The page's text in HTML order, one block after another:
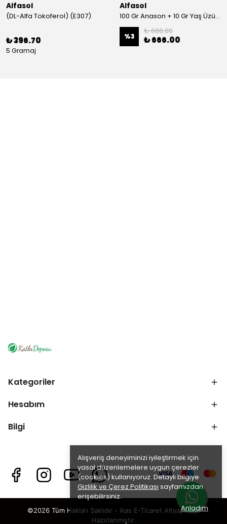
Alışveriş deneyiminizi iyileştirmek için
yasal düzenlemelere uygun çerezler
(cookies) kullanıyoruz. Detaylı bilgiye
Gizlilik ve Çerez Politikası sayfamızdan
erişebilirsiniz.
Anladım
Alfasol
(DL-Alfa Tokoferol) (E307)
₺ 396.70
5 Gramaj
Alfasol
100 Gr Anason + 10 Gr Yaş Üzüm + 250 Gr Gliserin + Alkol Test Kiti
%3
₺ 686.00
₺ 666.00
Kategoriler
Hesabım
Bilgi
©2026 Tüm Hakları Saklıdır - ikas E-Ticaret Altyapısı ile
Hazırlanmıştır.